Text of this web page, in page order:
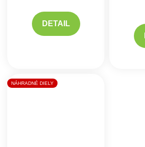
DETAIL
NÁHRADNÉ DIELY